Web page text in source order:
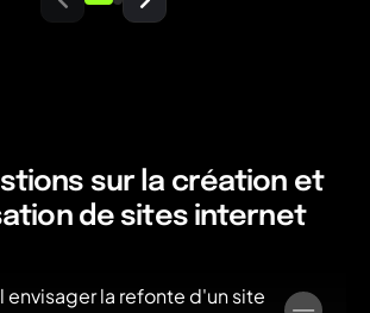
sur la création et
de sites internet
envisager la refonte d'un site